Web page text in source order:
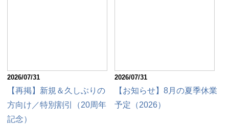
2026/07/31
【再掲】新規＆久しぶりの
方向け／特別割引（20周年
記念）
2026/07/31
【お知らせ】8月の夏季休業
予定（2026）